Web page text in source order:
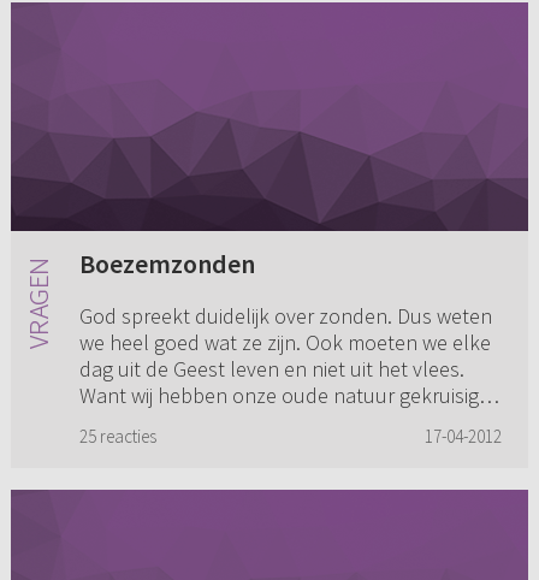
Boezemzonden
God spreekt duidelijk over zonden. Dus weten
we heel goed wat ze zijn. Ook moeten we elke
dag uit de Geest leven en niet uit het vlees.
Want wij hebben onze oude natuur gekruisigd
25 reacties 17-04-2012